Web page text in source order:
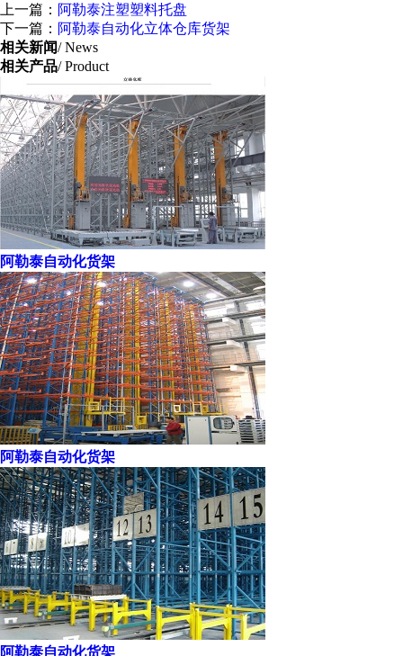
上一篇： 阿勒泰注塑塑料托盘
下一篇： 阿勒泰自动化立体仓库货架
相关新闻/ News
相关产品/ Product
阿勒泰自动化货架
阿勒泰自动化货架
阿勒泰自动化货架